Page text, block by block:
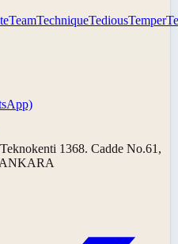
TeamTechniqueTediousTemper
1368. Cadde No.61,